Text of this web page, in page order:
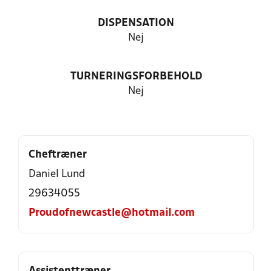
DISPENSATION
Nej
TURNERINGSFORBEHOLD
Nej
Cheftræner
Daniel Lund
29634055
Proudofnewcastle@hotmail.com